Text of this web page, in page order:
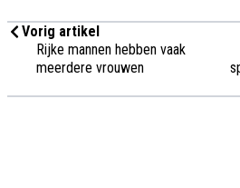
Vorig artikel
Rijke mannen hebben vaak
meerdere vrouwen